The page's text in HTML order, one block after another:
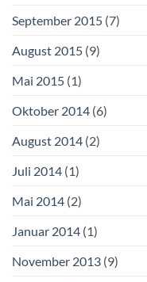
September 2015 (7)
August 2015 (9)
Mai 2015 (1)
Oktober 2014 (6)
August 2014 (2)
Juli 2014 (1)
Mai 2014 (2)
Januar 2014 (1)
November 2013 (9)